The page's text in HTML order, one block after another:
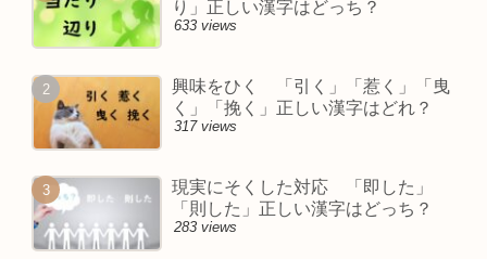
り」正しい漢字はどっち？
633 views
興味をひく 「引く」「惹く」「曳
く」「挽く」正しい漢字はどれ？
317 views
現実にそくした対応 「即した」
「則した」正しい漢字はどっち？
283 views